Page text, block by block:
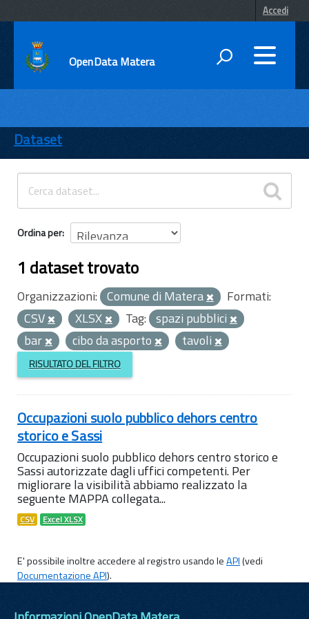
Accedi
OpenData Matera
ENTI
TEMI
INFORMAZIONI
Dataset
Ordina per
1 dataset trovato
Organizzazioni: Comune di Matera
Formati:
CSV
XLSX Tag: spazi pubblici
bar
cibo da asporto tavoli
RISULTATO DEL FILTRO
Occupazioni suolo pubblico dehors centro
storico e Sassi
Occupazioni suolo pubblico dehors centro storico e
Sassi autorizzate dagli uffici competenti. Per
migliorare la visibilità abbiamo realizzato la
seguente MAPPA collegata...
CSV Excel XLSX
E' possibile inoltre accedere al registro usando leAPI(vedi
Documentazione API).